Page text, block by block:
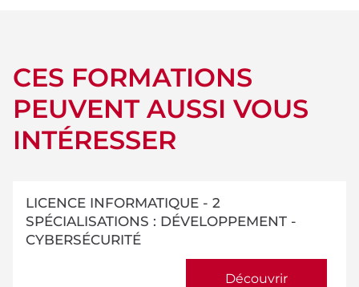
CES FORMATIONS
PEUVENT AUSSI VOUS
INTÉRESSER
LICENCE INFORMATIQUE - 2
SPÉCIALISATIONS : DÉVELOPPEMENT -
CYBERSÉCURITÉ
Découvrir